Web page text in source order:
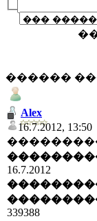
������
Alex
16.7.2012, 13:50
16.7.2012
339388